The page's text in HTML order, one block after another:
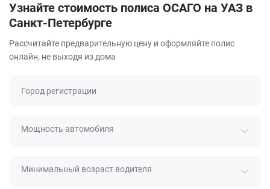
Узнайте стоимость полиса ОСАГО на УАЗ в
Санкт-Петербурге
Рассчитайте предварительную цену и оформляйте полис
онлайн, не выходя из дома
Город регистрации
Мощность автомобиля
Минимальный возраст водителя